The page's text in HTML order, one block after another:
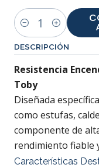
Cantidad
DESCRIPCIÓN
Resistencia
Toby
Diseñada
como estufas,
componente de
rendimiento fiable
Características